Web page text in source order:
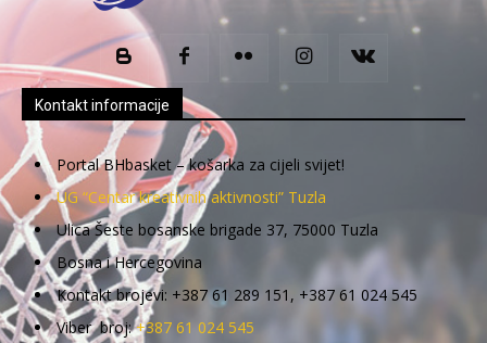
Kontakt informacije
Portal BHbasket – košarka za cijeli svijet!
UG “Centar kreativnih aktivnosti” Tuzla
Ulica Šeste bosanske brigade 37, 75000 Tuzla
Bosna i Hercegovina
Kontakt brojevi: +387 61 289 151, +387 61 024 545
Viber broj:+387 61 024 545